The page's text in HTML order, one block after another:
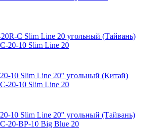
C Slim Line 20 угольный (Тайвань)
10 Slim Line 20" угольный (Китай)
10 Slim Line 20" угольный (Тайвань)